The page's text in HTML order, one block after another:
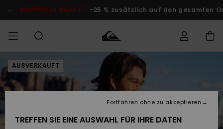
Produktinformation
DOPPELTER RABATT -25 % zusätzlich auf den gesamten
MÄNNER Kleidung
Accessoires
Kleidung
Accessoires
FRAUEN
Shop
Brandneu
Surf Shop
Männer
Kinder
Snow Shop
Männer
Snow Shop
Kinder
Outlet
Herren
KINDER
Auf meine
Bestellung
zugreifen
AUSVERKAUFT
TREFFEN SIE EINE AUSWAHL FÜR IHRE DATEN
Fortfahren ohne zu akzeptieren